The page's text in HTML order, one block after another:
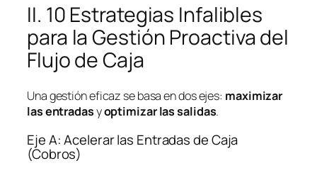
II. 10 Estrategias Infalibles
para la Gestión Proactiva del
Flujo de Caja
Una gestión eficaz se basa en dos ejes: maximizar
las entradasyoptimizar las salidas.
Eje A: Acelerar las Entradas de Caja
(Cobros)